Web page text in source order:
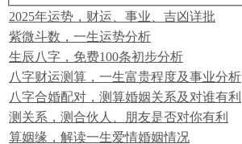
2025年运势，财运、事业、吉凶详批
紫微斗数，一生运势分析
生辰八字，免费100条初步分析
八字财运测算，一生富贵程度及事业分析
八字合婚配对，测算婚姻关系及对谁有利
测关系，测合伙人、朋友是否对你有利
算姻缘，解读一生爱情婚姻情况